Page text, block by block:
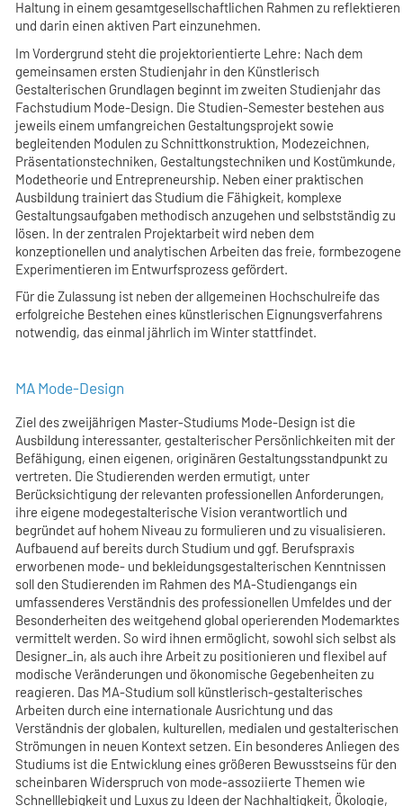
Haltung in einem gesamtgesellschaftlichen Rahmen zu reflektieren
und darin einen aktiven Part einzunehmen.
Im Vordergrund steht die projektorientierte Lehre: Nach dem
gemeinsamen ersten Studienjahr in den Künstlerisch
Gestalterischen Grundlagen beginnt im zweiten Studienjahr das
Fachstudium Mode-Design. Die Studien-Semester bestehen aus
jeweils einem umfangreichen Gestaltungsprojekt sowie
begleitenden Modulen zu Schnittkonstruktion, Modezeichnen,
Präsentationstechniken, Gestaltungstechniken und Kostümkunde,
Modetheorie und Entrepreneurship. Neben einer praktischen
Ausbildung trainiert das Studium die Fähigkeit, komplexe
Gestaltungsaufgaben methodisch anzugehen und selbstständig zu
lösen. In der zentralen Projektarbeit wird neben dem
konzeptionellen und analytischen Arbeiten das freie, formbezogene
Experimentieren im Entwurfsprozess gefördert.
Für die Zulassung ist neben der allgemeinen Hochschulreife das
erfolgreiche Bestehen eines künstlerischen Eignungsverfahrens
notwendig, das einmal jährlich im Winter stattfindet.
MA Mode-Design
Ziel des zweijährigen Master-Studiums Mode-Design ist die
Ausbildung interessanter, gestalterischer Persönlichkeiten mit der
Befähigung, einen eigenen, originären Gestaltungsstandpunkt zu
vertreten. Die Studierenden werden ermutigt, unter
Berücksichtigung der relevanten professionellen Anforderungen,
ihre eigene modegestalterische Vision verantwortlich und
begründet auf hohem Niveau zu formulieren und zu visualisieren.
Aufbauend auf bereits durch Studium und ggf. Berufspraxis
erworbenen mode- und bekleidungsgestalterischen Kenntnissen
soll den Studierenden im Rahmen des MA-Studiengangs ein
umfassenderes Verständnis des professionellen Umfeldes und der
Besonderheiten des weitgehend global operierenden Modemarktes
vermittelt werden. So wird ihnen ermöglicht, sowohl sich selbst als
Designer_in, als auch ihre Arbeit zu positionieren und flexibel auf
modische Veränderungen und ökonomische Gegebenheiten zu
reagieren. Das MA-Studium soll künstlerisch-gestalterisches
Arbeiten durch eine internationale Ausrichtung und das
Verständnis der globalen, kulturellen, medialen und gestalterischen
Strömungen in neuen Kontext setzen. Ein besonderes Anliegen des
Studiums ist die Entwicklung eines größeren Bewusstseins für den
scheinbaren Widerspruch von mode-assoziierte Themen wie
Schnelllebigkeit und Luxus zu Ideen der Nachhaltigkeit, Ökologie,